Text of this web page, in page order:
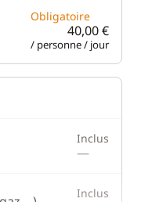
Générateur
Obligatoire
40,00 €
/ personne / jour
Inclus
—
Inclus